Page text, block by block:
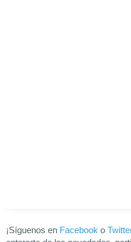
¡Síguenos en Facebook o